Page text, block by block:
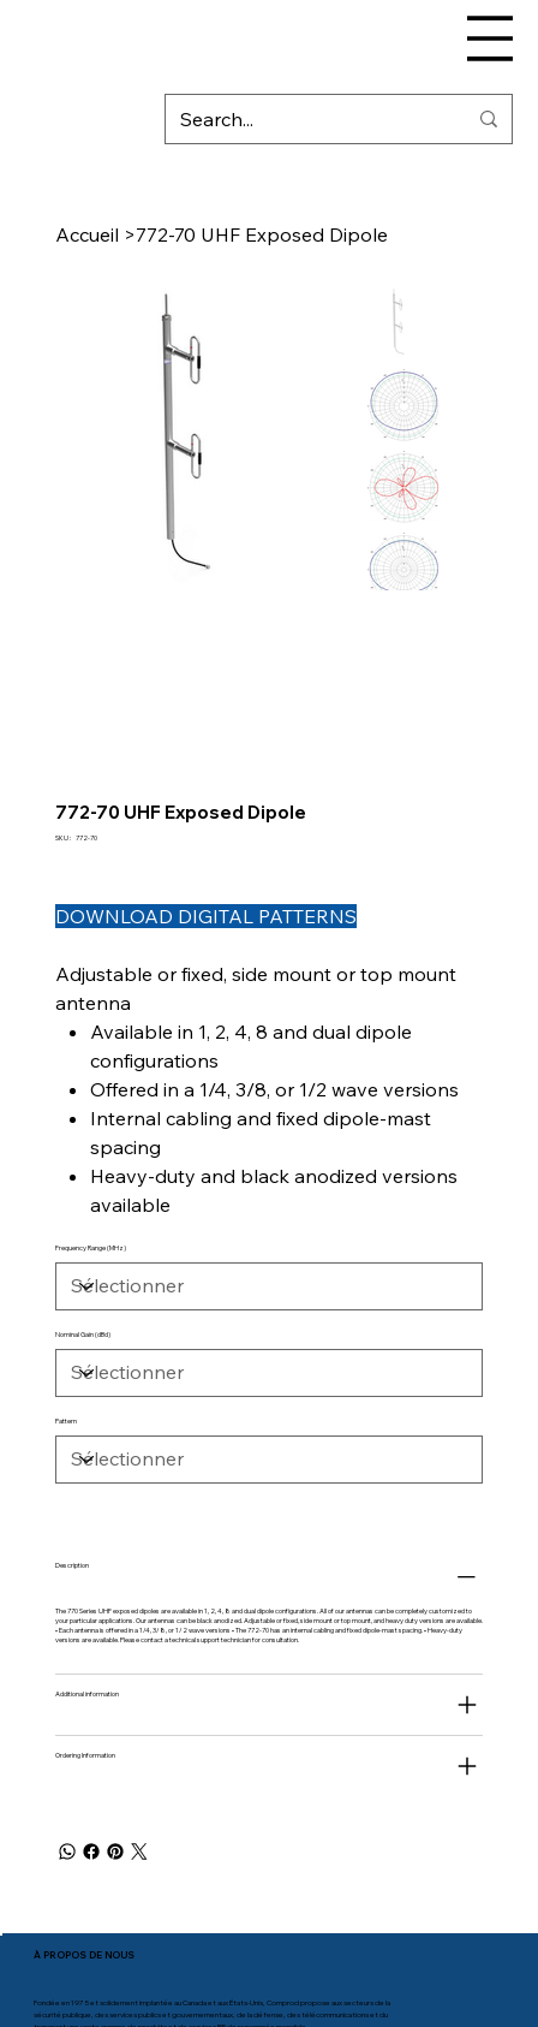
Accueil >772-70 UHF Exposed Dipole
772-70 UHF Exposed Dipole
SKU : SKU
772-70
DOWNLOAD DIGITAL PATTERNS
Adjustable or fixed, side mount or top mount
antenna
Available in 1, 2, 4, 8 and dual dipole
configurations
Offered in a 1/4, 3/8, or 1/2 wave versions
Internal cabling and fixed dipole-mast
spacing
Heavy-duty and black anodized versions
available
Frequency Range (MHz)
Nominal Gain (dBd)
Pattern
Description
The 770 Series UHF exposed dipoles are available in 1, 2, 4, 8 and dual dipole configurations. All of our antennas can be completely customized to
your particular applications. Our antennas can be black anodized. Adjustable or fixed, side mount or top mount, and heavy duty versions are available.
• Each antenna is offered in a 1/4, 3/8, or 1/2 wave versions • The 772-70 has an internal cabling and fixed dipole-mast spacing. • Heavy-duty
versions are available. Please contact a technical support technician for consultation.
Additional information
Ordering Information
À PROPOS DE NOUS
Fondée en 1975 et solidement implantée au Canada et aux États-Unis, Comprod propose aux secteurs de la
sécurité publique, des services publics et gouvernementaux, de la défense, des télécommunications et du